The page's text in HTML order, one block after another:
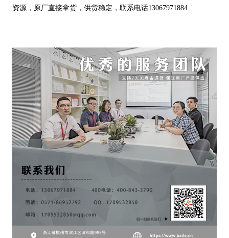
资源，原厂直接拿货，供货稳定，联系电话13067971884.